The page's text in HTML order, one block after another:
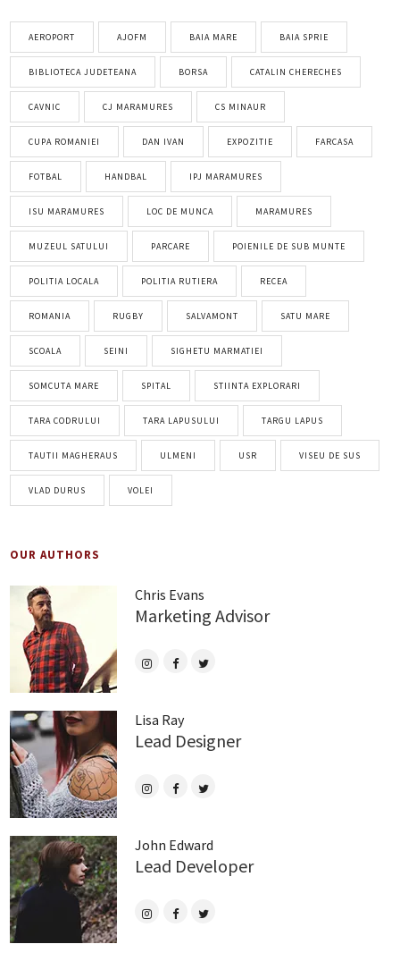
AEROPORT AJOFM BAIA MARE BAIA SPRIE
BIBLIOTECA JUDETEANA BORSA CATALIN CHERECHES
CAVNIC CJ MARAMURES CS MINAUR
CUPA ROMANIEI DAN IVAN EXPOZITIE FARCASA
FOTBAL HANDBAL IPJ MARAMURES
ISU MARAMURES LOC DE MUNCA MARAMURES
MUZEUL SATULUI PARCARE POIENILE DE SUB MUNTE
POLITIA LOCALA POLITIA RUTIERA RECEA
ROMANIA RUGBY SALVAMONT SATU MARE
SCOALA SEINI SIGHETU MARMATIEI
SOMCUTA MARE SPITAL STIINTA EXPLORARI
TARA CODRULUI TARA LAPUSULUI TARGU LAPUS
TAUTII MAGHERAUS ULMENI USR VISEU DE SUS
VLAD DURUS VOLEI
OUR AUTHORS
Chris Evans
Marketing Advisor
Lisa Ray
Lead Designer
John Edward
Lead Developer